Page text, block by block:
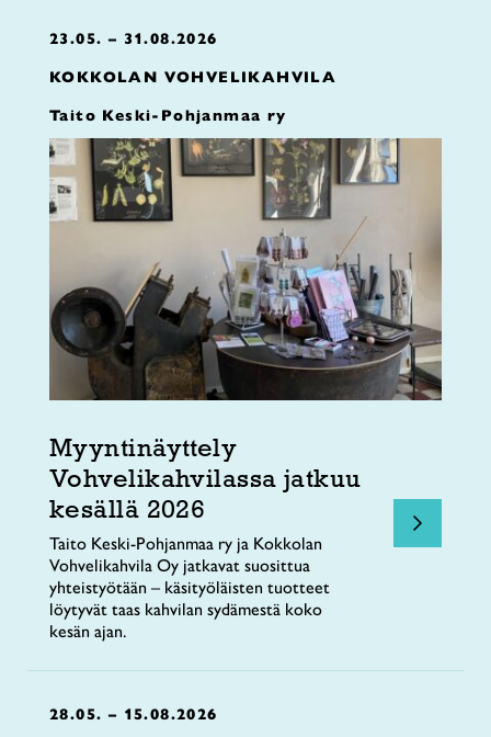
23.05. – 31.08.2026
KOKKOLAN VOHVELIKAHVILA
Taito Keski-Pohjanmaa ry
Myyntinäyttely
Vohvelikahvilassa jatkuu
kesällä 2026
Taito Keski-Pohjanmaa ry ja Kokkolan
Vohvelikahvila Oy jatkavat suosittua
yhteistyötään – käsityöläisten tuotteet
löytyvät taas kahvilan sydämestä koko
kesän ajan.
28.05. – 15.08.2026